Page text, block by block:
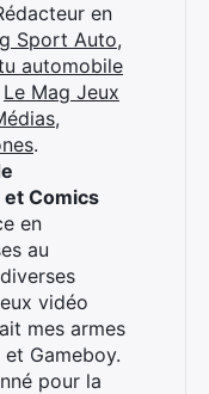
en
Sport Auto,
automobile
Le Mag Jeux
.
Comics
en
au
vidéo
mes armes
Gameboy.
pour la